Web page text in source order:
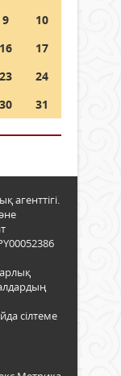
9
10
16
17
23
24
30 31
агенттігі.
сілтеме